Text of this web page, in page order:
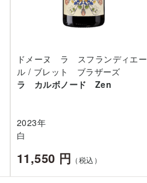
ドメーヌ ラ スフランディエー
ル / ブレット ブラザーズ
ラ カルボノード Zen
2023年
白
11,550 円 （税込）